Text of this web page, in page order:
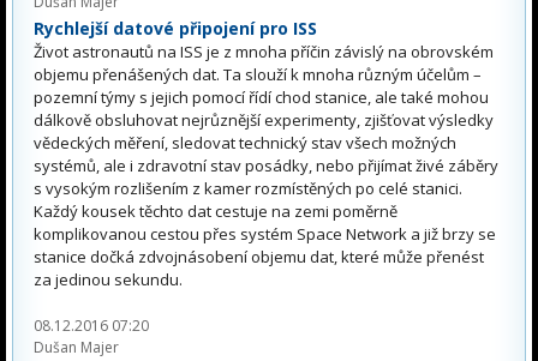
Rychlejší datové připojení pro ISS
Život astronautů na ISS je z mnoha příčin závislý na obrovském
objemu přenášených dat. Ta slouží k mnoha různým účelům –
pozemní týmy s jejich pomocí řídí chod stanice, ale také mohou
dálkově obsluhovat nejrůznější experimenty, zjišťovat výsledky
vědeckých měření, sledovat technický stav všech možných
systémů, ale i zdravotní stav posádky, nebo přijímat živé záběry
s vysokým rozlišením z kamer rozmístěných po celé stanici.
Každý kousek těchto dat cestuje na zemi poměrně
komplikovanou cestou přes systém Space Network a již brzy se
stanice dočká zdvojnásobení objemu dat, které může přenést
za jedinou sekundu.
08.12.2016 07:20
Dušan Majer